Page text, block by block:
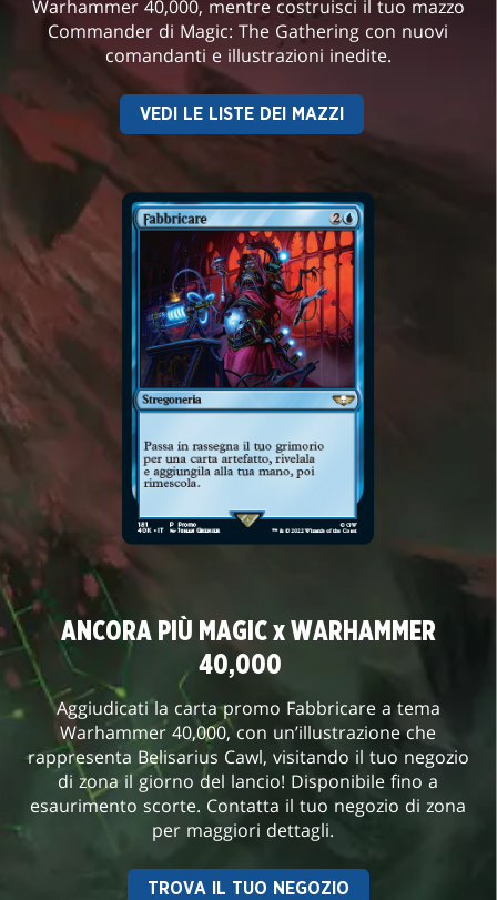
Warhammer 40,000, mentre costruisci il tuo mazzo
Commander di Magic: The Gathering con nuovi
comandanti e illustrazioni inedite.
VEDI LE LISTE DEI MAZZI
ANCORA PIÙ MAGIC x WARHAMMER
40,000
Aggiudicati la carta promo Fabbricare a tema
Warhammer 40,000, con un’illustrazione che
rappresenta Belisarius Cawl, visitando il tuo negozio
di zona il giorno del lancio! Disponibile fino a
esaurimento scorte. Contatta il tuo negozio di zona
per maggiori dettagli.
TROVA IL TUO NEGOZIO